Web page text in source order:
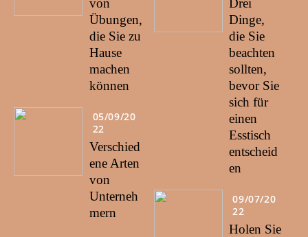
von
Übungen,
die Sie zu
Hause
machen
können
05/09/20
22
Verschied
ene Arten
von
Unterneh
mern
Drei
Dinge,
die Sie
beachten
sollten,
bevor Sie
sich für
einen
Esstisch
entscheid
en
09/07/20
22
Holen Sie